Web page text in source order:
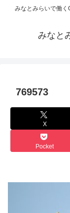
みなとみらいで働
みなと
769573
X
Pocket